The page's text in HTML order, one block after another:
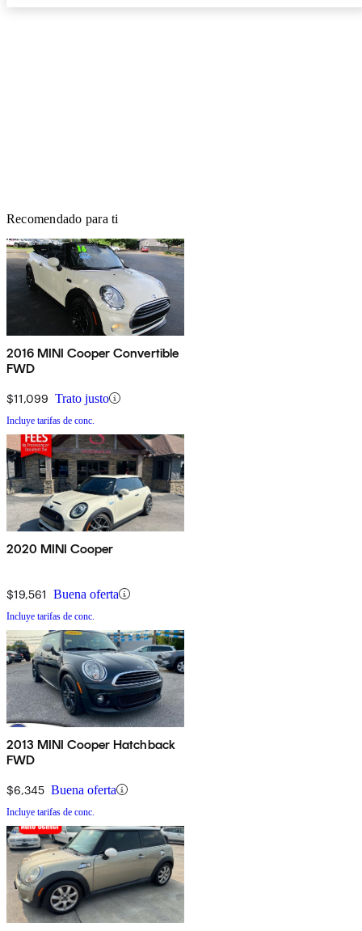
Recomendado para ti
2016 MINI Cooper Convertible
FWD
$11,099 Trato justo
Incluye tarifas de conc.
2020 MINI Cooper
$19,561 Buena oferta
Incluye tarifas de conc.
2013 MINI Cooper Hatchback
FWD
$6,345 Buena oferta
Incluye tarifas de conc.